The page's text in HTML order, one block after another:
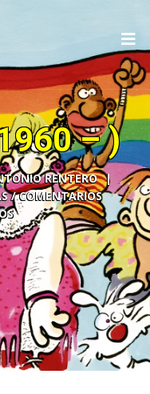
– )
RENTERO
COMENTARIOS